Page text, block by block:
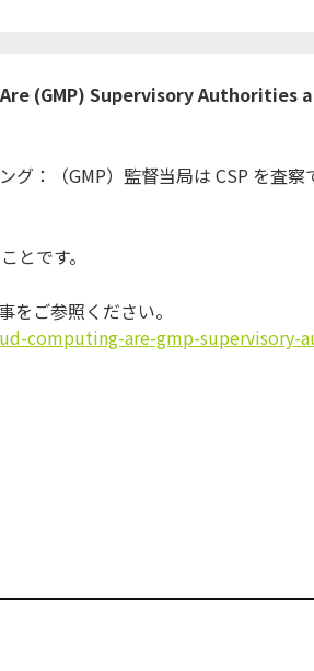
(GMP) Supervisory Authorities
：（GMP）監督当局は CSP を査察
とです。
をご参照ください。
computing-are-gmp-supervisory-